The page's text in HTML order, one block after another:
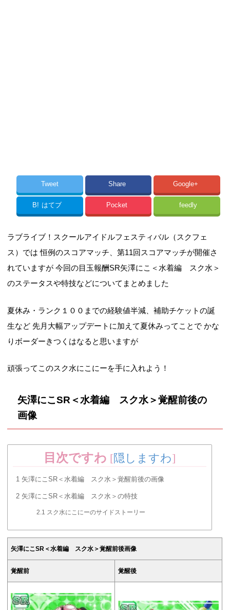
Tweet Share Google+
B! はてブ Pocket feedly
ラブライブ！スクールアイドルフェスティバル（スクフェ
ス）では 恒例のスコアマッチ、第11回スコアマッチが開催さ
れていますが 今回の目玉報酬SR矢澤にこ＜水着編 スク水＞
のステータスや特技などについてまとめました
夏休み・ランク１００までの経験値半減、補助チケットの誕
生など 先月大幅アップデートに加えて夏休みってことで かな
りボーダーきつくはなると思いますが
頑張ってこのスク水にこにーを手に入れよう！
矢澤にこSR＜水着編 スク水＞覚醒前後の
画像
目次ですわ [隠しますわ]
1 矢澤にこSR＜水着編 スク水＞覚醒前後の画像
2 矢澤にこSR＜水着編 スク水＞の特技
2.1 スク水にこにーのサイドストーリー
矢澤にこSR＜水着編 スク水＞覚醒前後画像
覚醒前 覚醒後